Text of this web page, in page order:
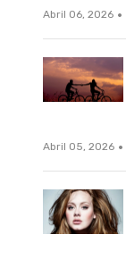
Abril 06, 2026 ·
Abril 05, 2026 ·